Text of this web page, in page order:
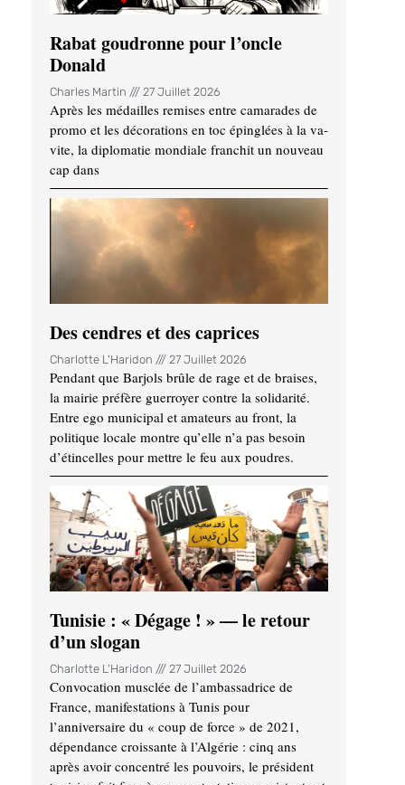
Rabat goudronne pour l’oncle
Donald
Charles Martin 27 Juillet 2026
Après les médailles remises entre camarades de
promo et les décorations en toc épinglées à la va-
vite, la diplomatie mondiale franchit un nouveau
cap dans
Des cendres et des caprices
Charlotte L'Haridon 27 Juillet 2026
Pendant que Barjols brûle de rage et de braises,
la mairie préfère guerroyer contre la solidarité.
Entre ego municipal et amateurs au front, la
politique locale montre qu’elle n’a pas besoin
d’étincelles pour mettre le feu aux poudres.
Tunisie : « Dégage ! » — le retour
d’un slogan
Charlotte L'Haridon 27 Juillet 2026
Convocation musclée de l’ambassadrice de
France, manifestations à Tunis pour
l’anniversaire du « coup de force » de 2021,
dépendance croissante à l’Algérie : cinq ans
après avoir concentré les pouvoirs, le président